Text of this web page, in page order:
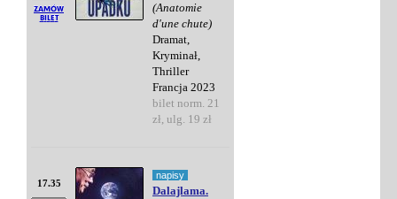
(Anatomie
d'une chute)
Dramat,
Kryminał,
Thriller
Francja 2023
bilet norm. 21
zł, ulg. 19 zł
17.35
napisy
Dalajlama.